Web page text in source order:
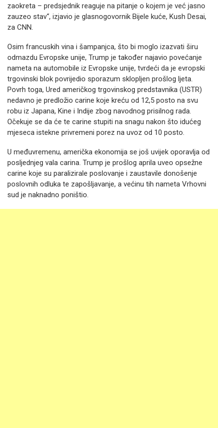
zaokreta – predsjednik reaguje na pitanje o kojem je već jasno
zauzeo stav“, izjavio je glasnogovornik Bijele kuće, Kush Desai,
za CNN.
Osim francuskih vina i šampanjca, što bi moglo izazvati širu
odmazdu Evropske unije, Trump je također najavio povećanje
nameta na automobile iz Evropske unije, tvrdeći da je evropski
trgovinski blok povrijedio sporazum sklopljen prošlog ljeta.
Povrh toga, Ured američkog trgovinskog predstavnika (USTR)
nedavno je predložio carine koje kreću od 12,5 posto na svu
robu iz Japana, Kine i Indije zbog navodnog prisilnog rada.
Očekuje se da će te carine stupiti na snagu nakon što idućeg
mjeseca istekne privremeni porez na uvoz od 10 posto.
U međuvremenu, američka ekonomija se još uvijek oporavlja od
posljednjeg vala carina. Trump je prošlog aprila uveo opsežne
carine koje su paralizirale poslovanje i zaustavile donošenje
poslovnih odluka te zapošljavanje, a većinu tih nameta Vrhovni
sud je naknadno poništio.